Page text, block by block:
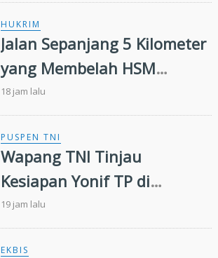
Puluhan Butir Ekstasi
HUKRIM
Jalan Sepanjang 5 Kilometer
yang Membelah HSM
Rimbang Baling Diduga
Didanai Residivis
Perambahan Hutan
18 jam lalu
PUSPEN TNI
Wapang TNI Tinjau
Kesiapan Yonif TP di
Sumatera Utara
19 jam lalu
EKBIS